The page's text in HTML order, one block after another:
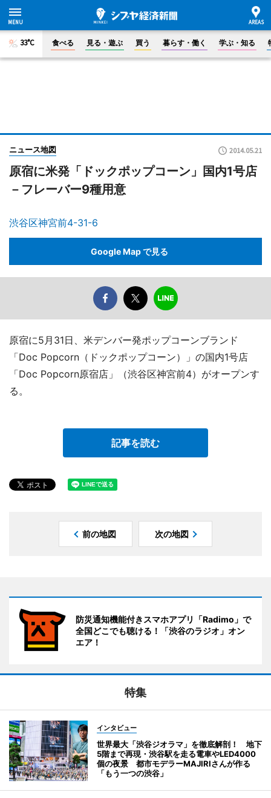
33°C 食べる 見る・遊ぶ 買う 暮らす・働く 学ぶ・知る
ニュース地図 2014.05.21
原宿に米発「ドックポップコーン」国内1号店
－フレーバー9種用意
渋谷区神宮前4-31-6
Google Map で見る
原宿に5月31日、米デンバー発ポップコーンブランド
「Doc Popcorn（ドックポップコーン）」の国内1号店
「Doc Popcorn原宿店」（渋谷区神宮前4）がオープンす
る。
記事を読む
前の地図 次の地図
防災通知機能付きスマホアプリ「Radimo」で
全国どこでも聴ける！「渋谷のラジオ」オン
エア！
特集
インタビュー
世界最大「渋谷ジオラマ」を徹底解剖！ 地下
5階まで再現・渋谷駅を走る電車やLED4000
個の夜景 都市モデラーMAJIRIさんが作る
「もう一つの渋谷」